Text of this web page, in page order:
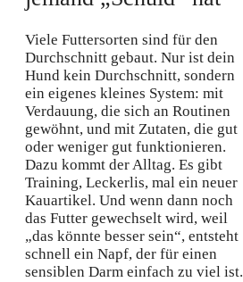
Viele Futtersorten sind für den
Durchschnitt gebaut. Nur ist dein
Hund kein Durchschnitt, sondern
ein eigenes kleines System: mit
Verdauung, die sich an Routinen
gewöhnt, und mit Zutaten, die gut
oder weniger gut funktionieren.
Dazu kommt der Alltag. Es gibt
Training, Leckerlis, mal ein neuer
Kauartikel. Und wenn dann noch
das Futter gewechselt wird, weil
„das könnte besser sein“, entsteht
schnell ein Napf, der für einen
sensiblen Darm einfach zu viel ist.